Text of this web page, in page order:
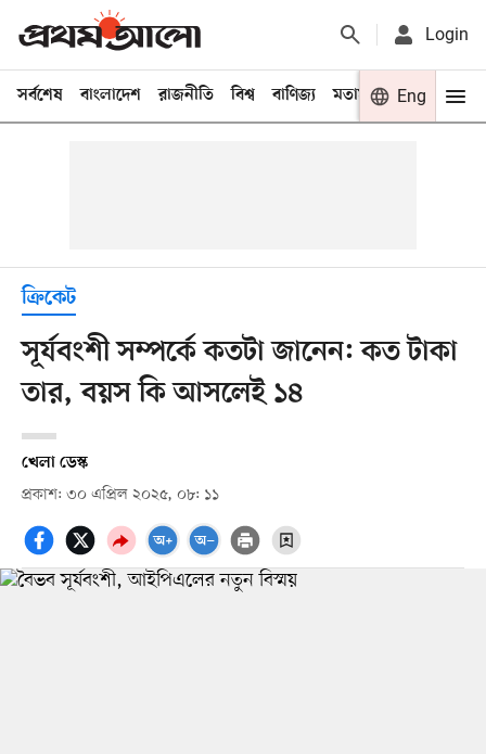
Login
সর্বশেষ বাংলাদেশ রাজনীতি বিশ্ব বাণিজ্য মতামত খেলা
Eng
ক্রিকেট
সূর্যবংশী সম্পর্কে কতটা জানেন: কত টাকা
তার, বয়স কি আসলেই ১৪
খেলা ডেস্ক
প্রকাশ: ৩০ এপ্রিল ২০২৫, ০৮: ১১